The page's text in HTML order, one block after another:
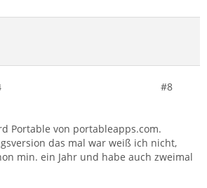
#8
Portable von portableapps.com.
das mal war weiß ich nicht,
min. ein Jahr und habe auch zweimal